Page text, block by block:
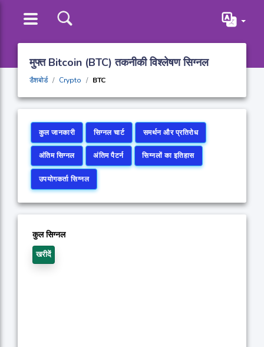
मुफ्त Bitcoin (BTC) तकनीकी विश्लेषण सिग्नल
डैशबोर्ड Crypto BTC
कुल जानकारी सिग्नल चार्ट समर्थन और प्रतिरोध
अंतिम सिग्नल अंतिम पैटर्न सिग्नलों का इतिहास
उपयोगकर्ता सिग्नल
कुल सिग्नल
खरीदें